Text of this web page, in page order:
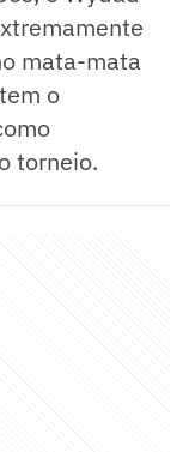
mata-mata
o
torneio.